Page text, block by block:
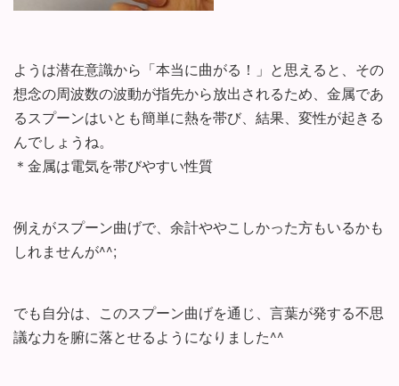
ようは潜在意識から「本当に曲がる！」と思えると、その
想念の周波数の波動が指先から放出されるため、金属であ
るスプーンはいとも簡単に熱を帯び、結果、変性が起きる
んでしょうね。
＊金属は電気を帯びやすい性質
例えがスプーン曲げで、余計ややこしかった方もいるかも
しれませんが^^;
でも自分は、このスプーン曲げを通じ、言葉が発する不思
議な力を腑に落とせるようになりました^^